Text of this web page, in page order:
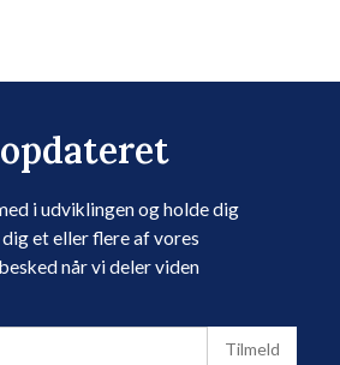
i udviklingen og holde dig
et eller flere af vores
når vi deler viden